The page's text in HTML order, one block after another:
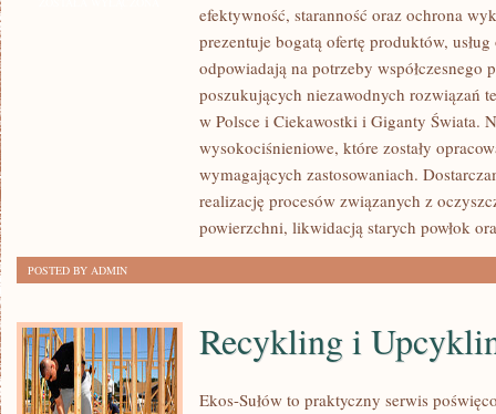
ZRÓWNOWAŻONY
efektywność, staranność oraz ochrona
prezentuje bogatą ofertę produktów,
odpowiadają na potrzeby współczesnego
poszukujących niezawodnych rozwiązań
w Polsce i Ciekawostki i Giganty Świata.
wysokociśnieniowe, które zostały
wymagających zastosowaniach.
realizację procesów związanych z
powierzchni, likwidacją starych powłok
POSTED BY ADMIN
Recykling i
Ekos-Sułów to praktyczny serwis